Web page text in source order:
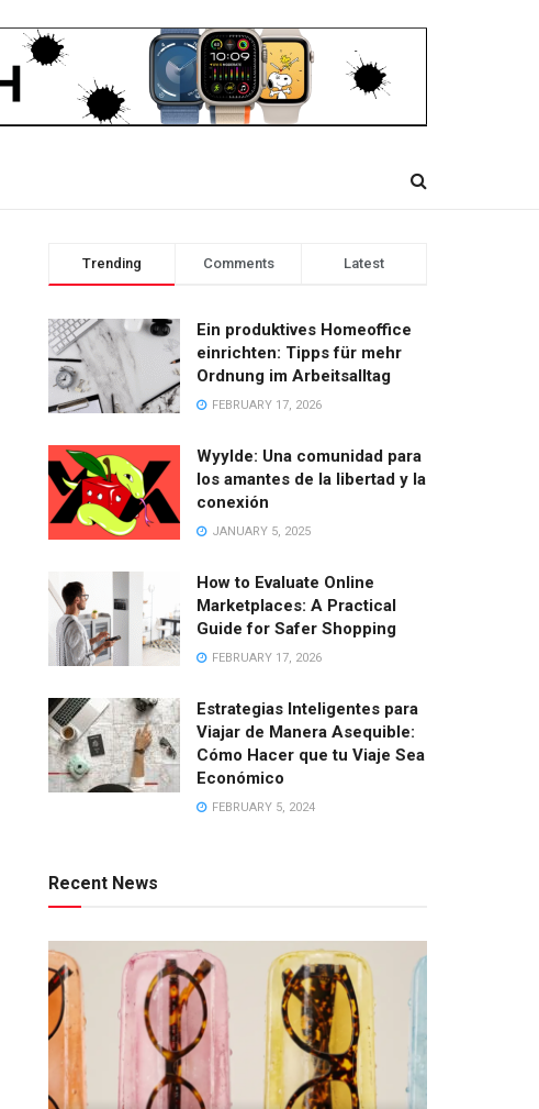
Trending Comments Latest
Ein produktives Homeoffice
einrichten: Tipps für mehr
Ordnung im Arbeitsalltag
FEBRUARY 17, 2026
Wyylde: Una comunidad para
los amantes de la libertad y la
conexión
JANUARY 5, 2025
How to Evaluate Online
Marketplaces: A Practical
Guide for Safer Shopping
FEBRUARY 17, 2026
Estrategias Inteligentes para
Viajar de Manera Asequible:
Cómo Hacer que tu Viaje Sea
Económico
FEBRUARY 5, 2024
Recent News